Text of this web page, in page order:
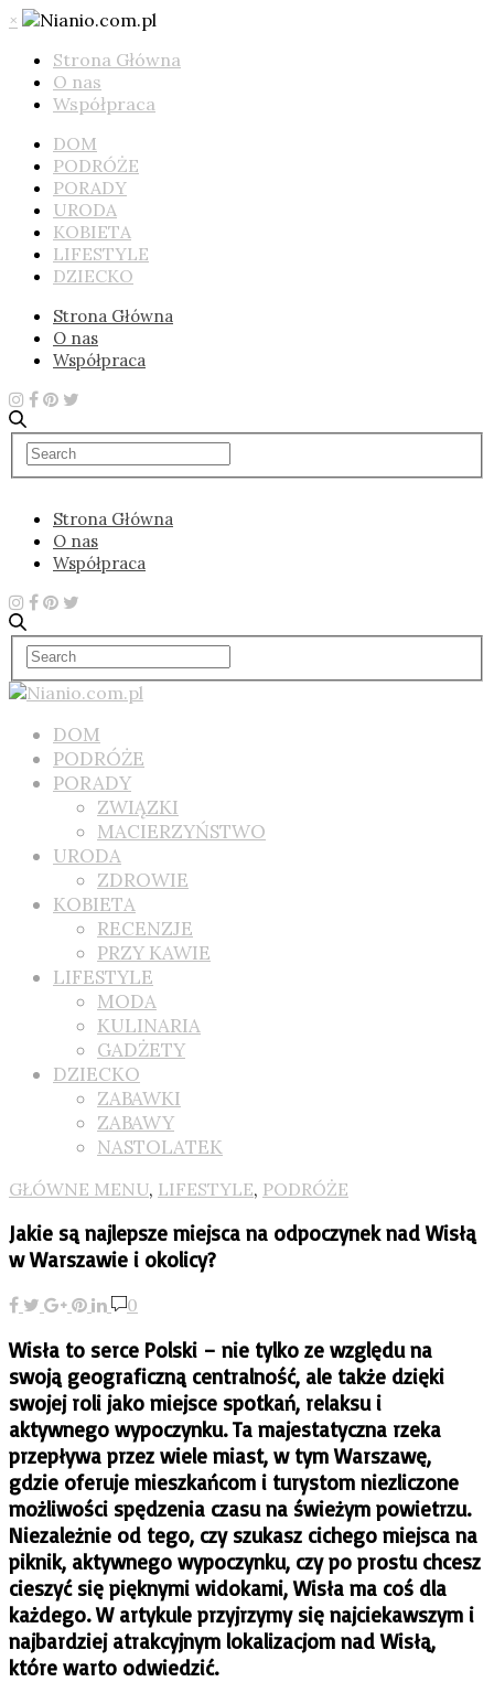
×
Strona Główna
O nas
Współpraca
DOM
PODRÓŻE
PORADY
URODA
KOBIETA
LIFESTYLE
DZIECKO
Strona Główna
O nas
Współpraca
Strona Główna
O nas
Współpraca
DOM
PODRÓŻE
PORADY
ZWIĄZKI
MACIERZYŃSTWO
URODA
ZDROWIE
KOBIETA
RECENZJE
PRZY KAWIE
LIFESTYLE
MODA
KULINARIA
GADŻETY
DZIECKO
ZABAWKI
ZABAWY
NASTOLATEK
GŁÓWNE MENU, LIFESTYLE, PODRÓŻE
Jakie są najlepsze miejsca na odpoczynek nad Wisłą
w Warszawie i okolicy?
0
Wisła to serce Polski – nie tylko ze względu na
swoją geograficzną centralność, ale także dzięki
swojej roli jako miejsce spotkań, relaksu i
aktywnego wypoczynku. Ta majestatyczna rzeka
przepływa przez wiele miast, w tym Warszawę,
gdzie oferuje mieszkańcom i turystom niezliczone
możliwości spędzenia czasu na świeżym powietrzu.
Niezależnie od tego, czy szukasz cichego miejsca na
piknik, aktywnego wypoczynku, czy po prostu chcesz
cieszyć się pięknymi widokami, Wisła ma coś dla
każdego. W artykule przyjrzymy się najciekawszym i
najbardziej atrakcyjnym lokalizacjom nad Wisłą,
które warto odwiedzić.